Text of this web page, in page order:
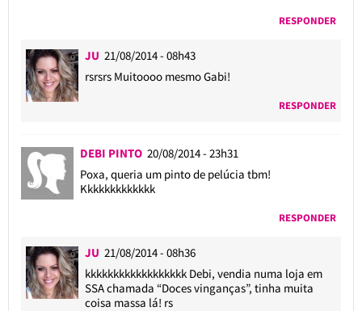
RESPONDER
JU 21/08/2014 - 08h43
rsrsrs Muitoooo mesmo Gabi!
RESPONDER
DEBI PINTO 20/08/2014 - 23h31
Poxa, queria um pinto de pelúcia tbm!
Kkkkkkkkkkkkk
RESPONDER
JU 21/08/2014 - 08h36
kkkkkkkkkkkkkkkkkk Debi, vendia numa loja em
SSA chamada “Doces vinganças”, tinha muita
coisa massa lá! rs